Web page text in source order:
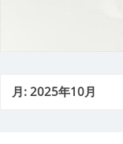
月:2025年10月